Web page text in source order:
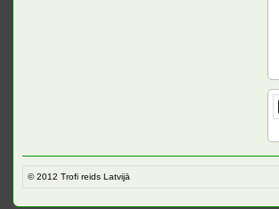
© 2012 Trofi reids Latvijā